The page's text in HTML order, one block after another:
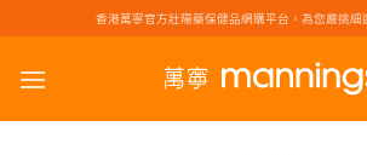
to
content
香港萬寧官方壯陽藥保健品網購平台，為您嚴挑細